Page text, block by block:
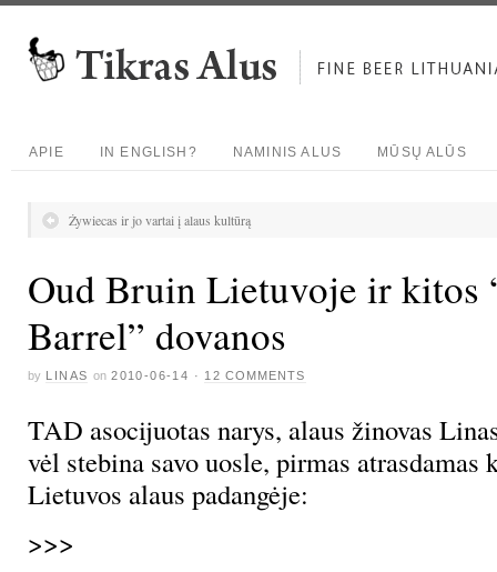
APIE IN ENGLISH? NAMINIS ALUS MŪSŲ ALŪS
Żywiecas ir jo vartai į alaus kultūrą
Oud Bruin Lietuvoje ir kitos
Barrel” dovanos
by LINAS on 2010-06-14 · 12 COMMENTS
TAD asocijuotas narys, alaus žinovas
vėl stebina savo uosle, pirmas atrasdamas
Lietuvos alaus padangėje:
>>>